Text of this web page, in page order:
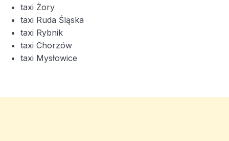
taxi Żory
taxi Ruda Śląska
taxi Rybnik
taxi Chorzów
taxi Mysłowice